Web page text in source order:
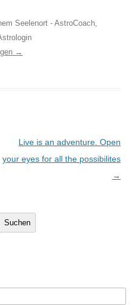
Seelenort - AstroCoach,
→
Live is an adventure. Open
your eyes for all the possibilites
→
Suchen